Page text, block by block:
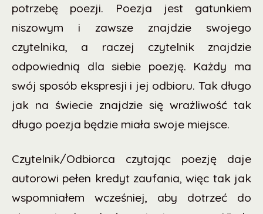
potrzebę poezji. Poezja jest gatunkiem
niszowym i zawsze znajdzie swojego
czytelnika, a raczej czytelnik znajdzie
odpowiednią dla siebie poezję. Każdy ma
swój sposób ekspresji i jej odbioru. Tak długo
jak na świecie znajdzie się wrażliwość tak
długo poezja będzie miała swoje miejsce.
Czytelnik/Odbiorca czytając poezję daje
autorowi pełen kredyt zaufania, więc tak jak
wspomniałem wcześniej, aby dotrzeć do